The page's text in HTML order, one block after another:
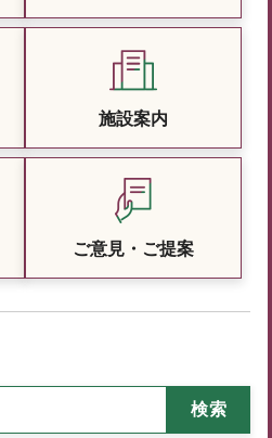
施設案内
ご意見・ご提案